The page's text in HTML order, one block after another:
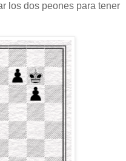
los dos peones para tener